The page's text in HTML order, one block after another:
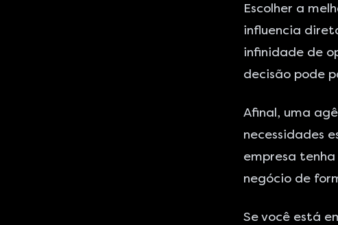
Escolher a
influencia
infinidade de
decisão pode
Afinal, uma
necessidades
empresa
negócio de
Se você está